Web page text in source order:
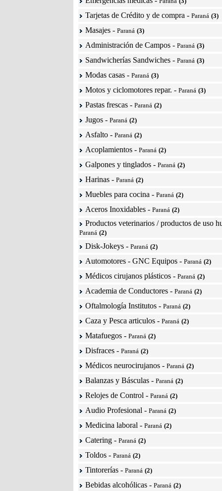
Tarjetas de Crédito y de compra - Paraná (3)
Masajes - Paraná (3)
Administración de Campos - Paraná (3)
Sandwicherías Sandwiches - Paraná (3)
Modas casas - Paraná (3)
Motos y ciclomotores repar. - Paraná (3)
Pastas frescas - Paraná (2)
Jugos - Paraná (2)
Asfalto - Paraná (2)
Acoplamientos - Paraná (2)
Galpones y tinglados - Paraná (2)
Harinas - Paraná (2)
Muebles para cocina - Paraná (2)
Aceros Inoxidables - Paraná (2)
Productos veterinarios / productos de uso
Paraná (2)
Disk-Jokeys - Paraná (2)
Automotores - GNC Equipos - Paraná (2)
Médicos cirujanos plásticos - Paraná (2)
Academia de Conductores - Paraná (2)
Oftalmología Institutos - Paraná (2)
Caza y Pesca articulos - Paraná (2)
Matafuegos - Paraná (2)
Disfraces - Paraná (2)
Médicos neurocirujanos - Paraná (2)
Balanzas y Básculas - Paraná (2)
Relojes de Control - Paraná (2)
Audio Profesional - Paraná (2)
Medicina laboral - Paraná (2)
Catering - Paraná (2)
Toldos - Paraná (2)
Tintorerías - Paraná (2)
Bebidas alcohólicas - Paraná (2)